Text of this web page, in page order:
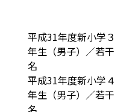
平成31年度新小学３
年生（男子）／若干
名
平成31年度新小学４
年生（男子）／若干
名